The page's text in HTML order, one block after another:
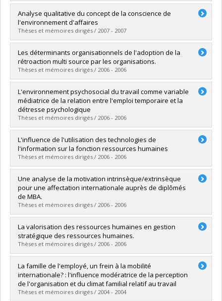
Diplômé(e) :Samountry, Bounsanouk
Cycle :Maîtrise
Diplôme obtenu :M. Sc.
Lien vers le document dans Papyrus
Analyse qualitative du concept de la conscience de
l'environnement d'affaires
Thèses et mémoires dirigés / 2007 - 2007
Diplômé(e) :ST-ONGE, Ève
Cycle :Maîtrise
Diplôme obtenu :M. Sc.
Lien vers le document dans Papyrus
Les déterminants organisationnels de l'adoption de la
rétroaction multi source par les organisations.
Thèses et mémoires dirigés / 2006 - 2006
Diplômé(e) :BURCEA, Alina Elena
Cycle :Maîtrise
Diplôme obtenu :M. Sc.
Lien vers le document dans Papyrus
L'environnement psychosocial du travail comme variable
médiatrice de la relation entre l'emploi temporaire et la
détresse psychologique
Thèses et mémoires dirigés / 2006 - 2006
Diplômé(e) :Hains, Julie
Cycle :Maîtrise
Diplôme obtenu :M. Sc.
Lien vers le document dans Papyrus
L'influence de l'utilisation des technologies de
l'information sur la fonction ressources humaines
Thèses et mémoires dirigés / 2006 - 2006
Diplômé(e) : Lafleur, Geneviève
Cycle :Maîtrise
Diplôme obtenu :
Lien vers le document dans Papyrus
Une analyse de la motivation intrinsèque/extrinsèque
pour une affectation internationale auprès de diplômés
de MBA.
Thèses et mémoires dirigés / 2006 - 2006
Diplômé(e) :CHOQUETTE, Evelyne
Cycle :Maîtrise
Diplôme obtenu :M. Sc.
Lien vers le document dans Papyrus
La valorisation des ressources humaines en gestion
stratégique des ressources humaines.
Thèses et mémoires dirigés / 2006 - 2006
Diplômé(e) : BÉRUBÉ, Marie-Ève
Cycle :Maîtrise
Diplôme obtenu :M. Sc.
Lien vers le document dans Papyrus
La famille de l'employé, un frein à la mobilité
internationale? : l'influence modératrice de la perception
de l'organisation et du climat familial relatif au travail
Thèses et mémoires dirigés / 2004 - 2004